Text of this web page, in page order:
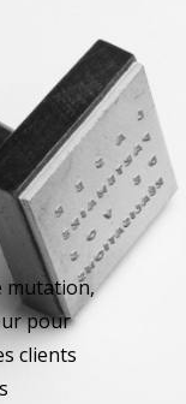
mutation,
pour
clients